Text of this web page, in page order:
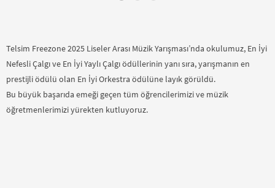
Telsim Freezone 2025 Liseler Arası Müzik Yarışması’nda okulumuz, En İyi
Nefesli Çalgı ve En İyi Yaylı Çalgı ödüllerinin yanı sıra, yarışmanın en
prestijli ödülü olan En İyiOrkestra ödülüne layık görüldü.
Bu büyük başarıda emeği geçen tüm öğrencilerimizi ve müzik
öğretmenlerimizi yürekten kutluyoruz.